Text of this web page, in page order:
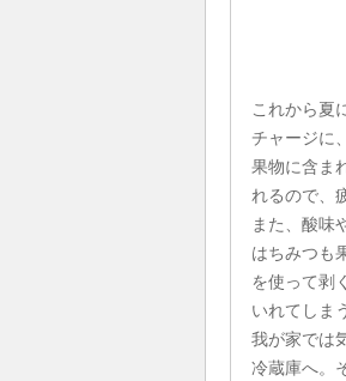
これから夏
チャージに
果物に含ま
れるので、
また、酸味
はちみつも
を使って剥
いれてしま
我が家では
冷蔵庫へ。